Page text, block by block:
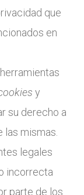
que
en
y
su derecho a
las mismas.
legales
incorrecta
parte de los